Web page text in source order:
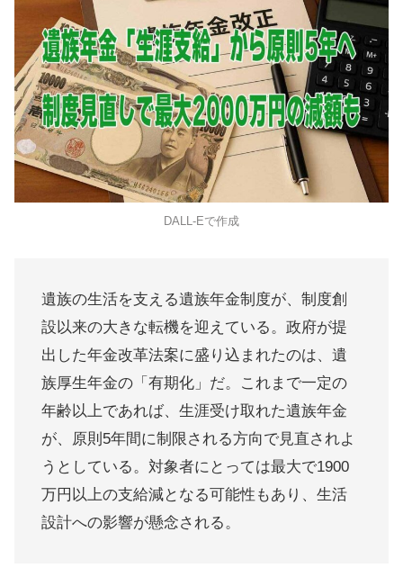
DALL-Eで作成
遺族の生活を支える遺族年金制度が、制度創
設以来の大きな転機を迎えている。政府が提
出した年金改革法案に盛り込まれたのは、遺
族厚生年金の「有期化」だ。これまで一定の
年齢以上であれば、生涯受け取れた遺族年金
が、原則5年間に制限される方向で見直されよ
うとしている。対象者にとっては最大で1900
万円以上の支給減となる可能性もあり、生活
設計への影響が懸念される。